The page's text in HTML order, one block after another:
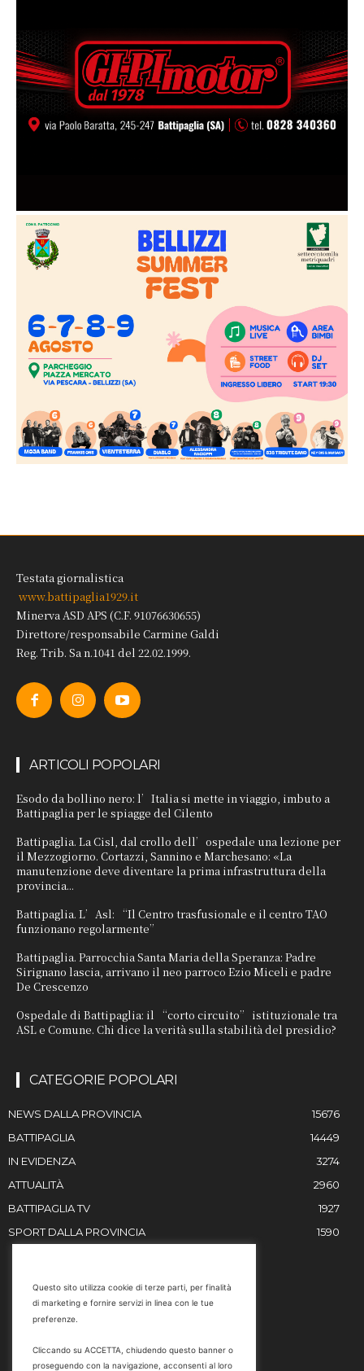
Testata giornalistica
www.battipaglia1929.it
Minerva ASD APS (C.F. 91076630655)
Direttore/responsabile Carmine Galdi
Reg. Trib. Sa n.1041 del 22.02.1999.
ARTICOLI POPOLARI
Esodo da bollino nero: l’Italia si mette in viaggio, imbuto a
Battipaglia per le spiagge del Cilento
Battipaglia. La Cisl, dal crollo dell’ospedale una lezione per
il Mezzogiorno. Cortazzi, Sannino e Marchesano: «La
manutenzione deve diventare la prima infrastruttura della
provincia...
Battipaglia. L’Asl: “Il Centro trasfusionale e il centro TAO
funzionano regolarmente”
Battipaglia. Parrocchia Santa Maria della Speranza: Padre
Sirignano lascia, arrivano il neo parroco Ezio Miceli e padre
De Crescenzo
Ospedale di Battipaglia: il “corto circuito” istituzionale tra
ASL e Comune. Chi dice la verità sulla stabilità del presidio?
CATEGORIE POPOLARI
NEWS DALLA PROVINCIA
15676
BATTIPAGLIA
14449
IN EVIDENZA
3274
ATTUALITÀ
2960
BATTIPAGLIA TV
1927
SPORT DALLA PROVINCIA
1590
Email
marketing@battipaglia1929.it
Questo sito utilizza cookie di terze parti, per finalità
di marketing e fornire servizi in linea con le tue
preferenze.
Cliccando su ACCETTA, chiudendo questo banner o
proseguendo con la navigazione, acconsenti al loro